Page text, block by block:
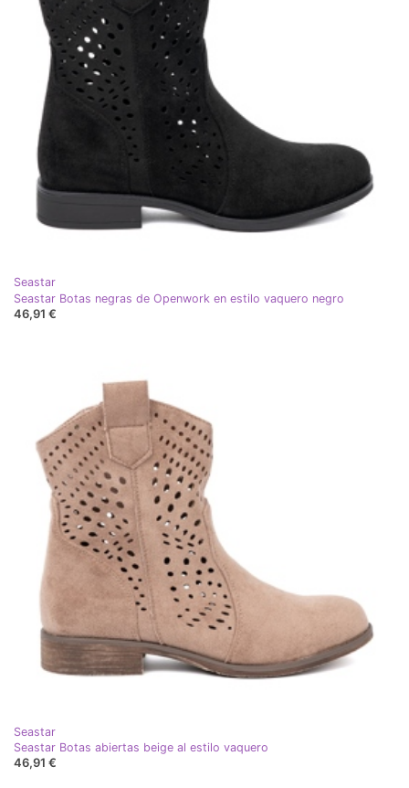
Seastar
Seastar Botas negras de Openwork en estilo vaquero negro
46,91 €
Seastar
Seastar Botas abiertas beige al estilo vaquero
46,91 €